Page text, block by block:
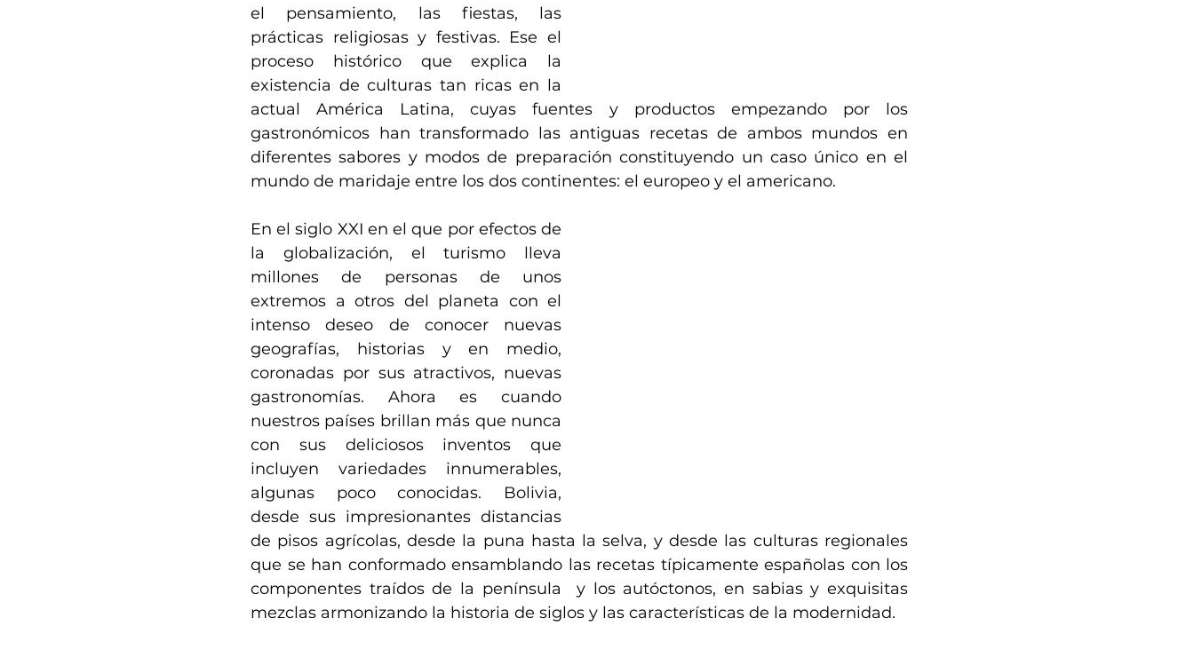
el pensamiento, las fiestas, las
prácticas religiosas y festivas. Ese el
proceso histórico que explica la
existencia de culturas tan ricas en la
actual América Latina, cuyas fuentes y productos empezando por los
gastronómicos han transformado las antiguas recetas de ambos mundos en
diferentes sabores y modos de preparación constituyendo un caso único en el
mundo de maridaje entre los dos continentes: el europeo y el americano.
En el siglo XXI en el que por efectos de
la globalización, el turismo lleva
millones de personas de unos
extremos a otros del planeta con el
intenso deseo de conocer nuevas
geografías, historias y en medio,
coronadas por sus atractivos, nuevas
gastronomías. Ahora es cuando
nuestros países brillan más que nunca
con sus deliciosos inventos que
incluyen variedades innumerables,
algunas poco conocidas. Bolivia,
desde sus impresionantes distancias
de pisos agrícolas, desde la puna hasta la selva, y desde las culturas regionales
que se han conformado ensamblando las recetas típicamente españolas con los
componentes traídos de la península  y los autóctonos, en sabias y exquisitas
mezclas armonizando la historia de siglos y las características de la modernidad.